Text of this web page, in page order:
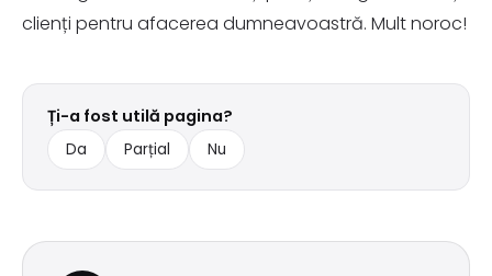
clienți pentru afacerea dumneavoastră. Mult noroc!
Ți-a fost utilă pagina?
Da Parțial Nu